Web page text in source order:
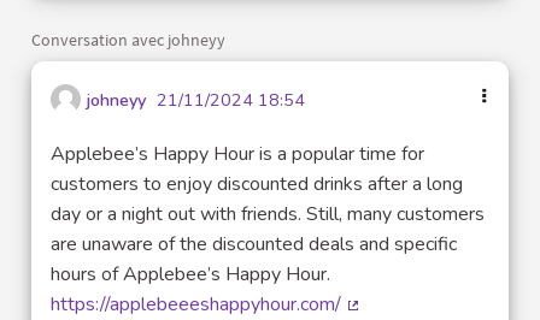
Conversation avec johneyy
johneyy 21/11/2024 18:54
Applebee’s Happy Hour is a popular time for
customers to enjoy discounted drinks after a long
day or a night out with friends. Still, many customers
are unaware of the discounted deals and specific
hours of Applebee’s Happy Hour.
https://applebeeeshappyhour.com/